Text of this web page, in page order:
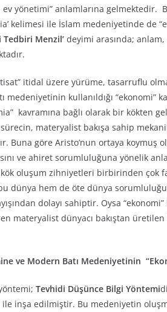
ev yönetimi” anlamlarına gelmektedir.
kelimesi ile İslam medeniyetinde de
Tedbiri Menzil’ deyimi arasında;
itidal üzere yürüme, tasarruflu
kullanıldığı “ekonomi”
kavramına bağlı olarak bir kökten
materyalist bakışa sahip
Buna göre Aristo’nun ortaya koymuş
ve ahiret sorumluluğuna yönelik
kök oluşum zihniyetleri birbirinden çok
dünya hem de öte dünya
dolayı sahiptir. Oysa “ekonomi”
materyalist dünyacı bakıştan
ve Modern Batı Medeniyetinin
Tevhidi Düşünce Bilgi Yöntemi
inşa edilmiştir. Bu medeniyetin